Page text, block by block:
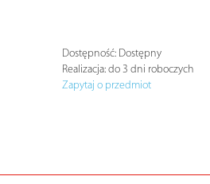
Dostępność: Dostępny
Realizacja: do 3 dni roboczych
Zapytaj o przedmiot